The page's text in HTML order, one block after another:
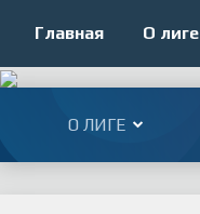
Главная О лиге
О ЛИГЕ